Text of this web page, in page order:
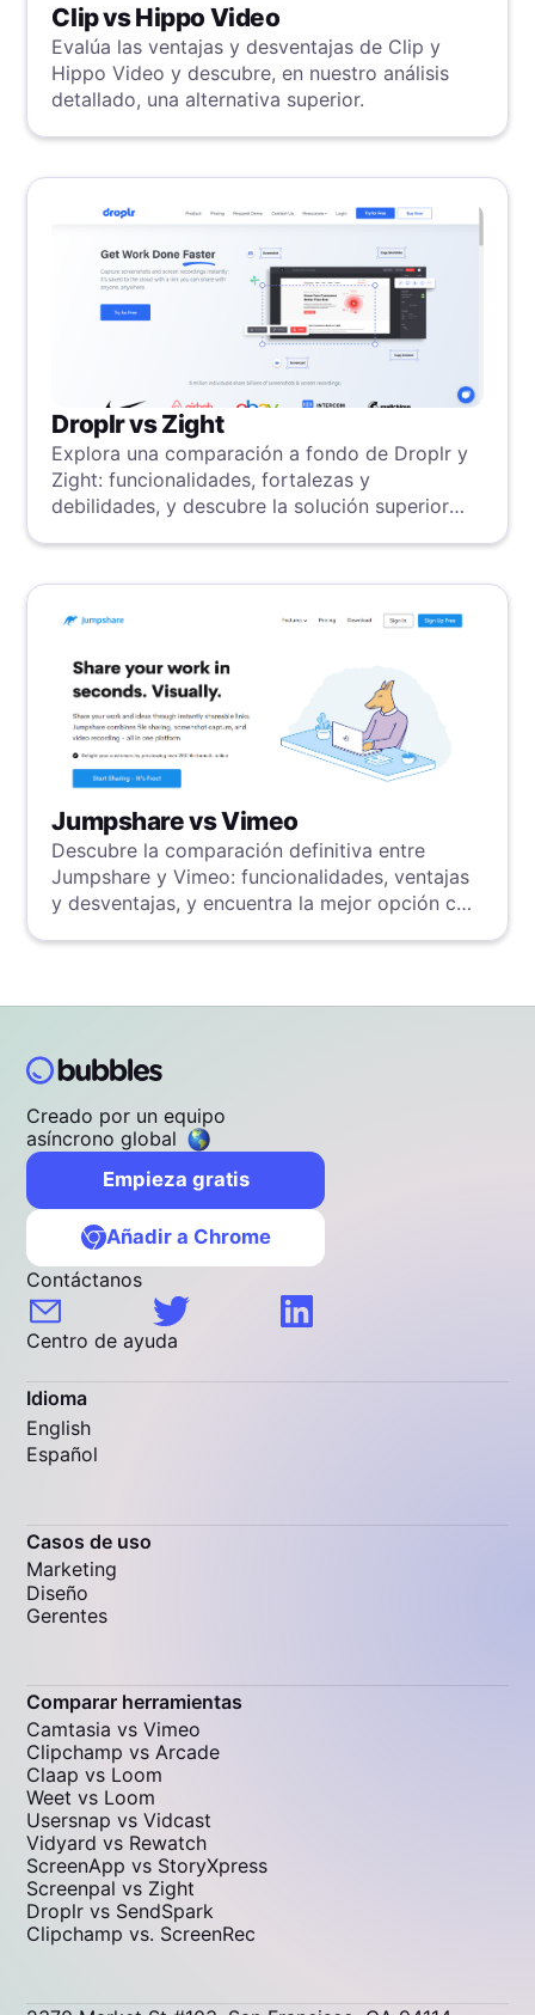
Clip vs Hippo Video
Evalúa las ventajas y desventajas de Clip y
Hippo Video y descubre, en nuestro análisis
detallado, una alternativa superior.
Droplr vs Zight
Explora una comparación a fondo de Droplr y
Zight: funcionalidades, fortalezas y
debilidades, y descubre la solución superior
Jumpshare vs Vimeo
Descubre la comparación definitiva entre
Jumpshare y Vimeo: funcionalidades, ventajas
y desventajas, y encuentra la mejor opción con
Creado por un equipo
asíncrono global
Empieza gratis
Añadir a Chrome
Contáctanos
Centro de ayuda
Idioma
English
Español
Casos de uso
Marketing
Diseño
Gerentes
Comparar herramientas
Camtasia vs Vimeo
Clipchamp vs Arcade
Claap vs Loom
Weet vs Loom
Usersnap vs Vidcast
Vidyard vs Rewatch
ScreenApp vs StoryXpress
Screenpal vs Zight
Droplr vs SendSpark
Clipchamp vs. ScreenRec